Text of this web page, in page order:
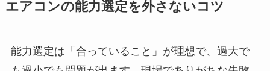
エアコンの能力選定を外さないコツ
能力選定は「合っていること」が理想で、過大で